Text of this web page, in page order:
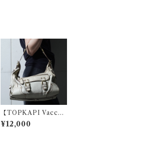
【TOPKAPI Vacche
ta】レザーショルダー
バッグ ivory
¥12,000